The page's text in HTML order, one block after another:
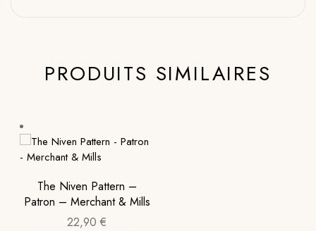
PRODUITS SIMILAIRES
The Niven Pattern –
Patron – Merchant & Mills
22,90€